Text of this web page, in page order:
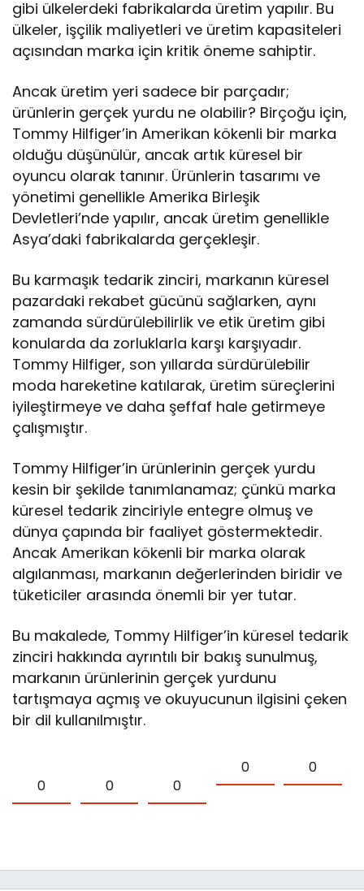
gibi ülkelerdeki fabrikalarda üretim yapılır. Bu
ülkeler, işçilik maliyetleri ve üretim kapasiteleri
açısından marka için kritik öneme sahiptir.
Ancak üretim yeri sadece bir parçadır;
ürünlerin gerçek yurdu ne olabilir? Birçoğu için,
Tommy Hilfiger’in Amerikan kökenli bir marka
olduğu düşünülür, ancak artık küresel bir
oyuncu olarak tanınır. Ürünlerin tasarımı ve
yönetimi genellikle Amerika Birleşik
Devletleri’nde yapılır, ancak üretim genellikle
Asya’daki fabrikalarda gerçekleşir.
Bu karmaşık tedarik zinciri, markanın küresel
pazardaki rekabet gücünü sağlarken, aynı
zamanda sürdürülebilirlik ve etik üretim gibi
konularda da zorluklarla karşı karşıyadır.
Tommy Hilfiger, son yıllarda sürdürülebilir
moda hareketine katılarak, üretim süreçlerini
iyileştirmeye ve daha şeffaf hale getirmeye
çalışmıştır.
Tommy Hilfiger’in ürünlerinin gerçek yurdu
kesin bir şekilde tanımlanamaz; çünkü marka
küresel tedarik zinciriyle entegre olmuş ve
dünya çapında bir faaliyet göstermektedir.
Ancak Amerikan kökenli bir marka olarak
algılanması, markanın değerlerinden biridir ve
tüketiciler arasında önemli bir yer tutar.
Bu makalede, Tommy Hilfiger’in küresel tedarik
zinciri hakkında ayrıntılı bir bakış sunulmuş,
markanın ürünlerinin gerçek yurdunu
tartışmaya açmış ve okuyucunun ilgisini çeken
bir dil kullanılmıştır.
0 0 0
0 0